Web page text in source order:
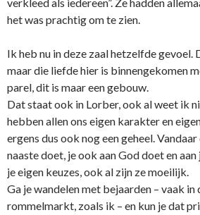
het was prachtig om te zien.
Ik heb nu in deze zaal hetzelfde gevoel.
maar die liefde hier is binnengekomen
parel, dit is maar een gebouw.
Dat staat ook in Lorber, ook al weet ik
hebben allen o­ns eigen karakter en
ergens dus ook nog een geheel.
naaste doet, je ook aan God doet en
je eigen keuzes, ook al zijn ze moeilijk.
Ga je wandelen met bejaarden – vaak in
rommelmarkt, zoals ik – en kun je dat